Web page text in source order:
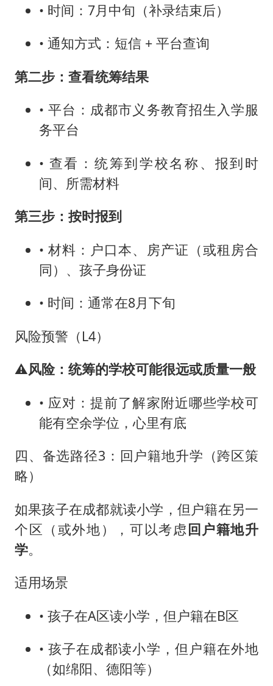
• 时间：7月中旬（补录结束后）
• 通知方式：短信 + 平台查询
第二步：查看统筹结果
• 平台：成都市义务教育招生入学服
务平台
• 查看：统筹到学校名称、报到时
间、所需材料
第三步：按时报到
• 材料：户口本、房产证（或租房合
同）、孩子身份证
• 时间：通常在8月下旬
风险预警（L4）
⚠️风险：统筹的学校可能很远或质量一般
• 应对：提前了解家附近哪些学校可
能有空余学位，心里有底
四、备选路径3：回户籍地升学（跨区策
略）
如果孩子在成都就读小学，但户籍在另一
个区（或外地），可以考虑回户籍地升
学。
适用场景
• 孩子在A区读小学，但户籍在B区
• 孩子在成都读小学，但户籍在外地
（如绵阳、德阳等）